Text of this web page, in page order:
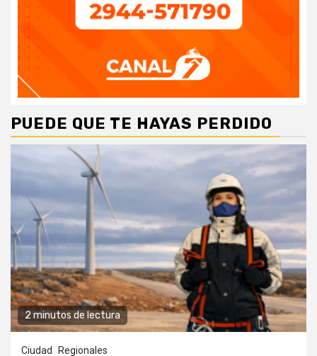
PUEDE QUE TE HAYAS PERDIDO
2 minutos de lectura
Ciudad Regionales